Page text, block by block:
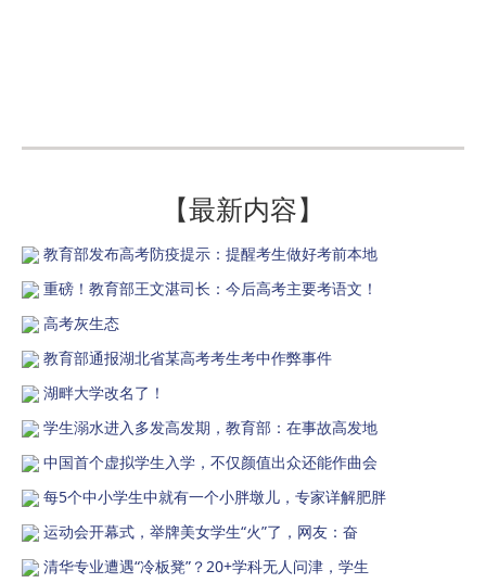
【最新内容】
教育部发布高考防疫提示：提醒考生做好考前本地
重磅！教育部王文湛司长：今后高考主要考语文！
高考灰生态
教育部通报湖北省某高考考生考中作弊事件
湖畔大学改名了！
学生溺水进入多发高发期，教育部：在事故高发地
中国首个虚拟学生入学，不仅颜值出众还能作曲会
每5个中小学生中就有一个小胖墩儿，专家详解肥胖
运动会开幕式，举牌美女学生“火”了，网友：奋
清华专业遭遇“冷板凳”？20+学科无人问津，学生